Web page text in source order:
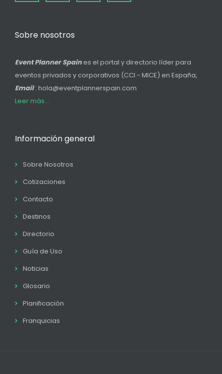
Sobre nosotros
Event Planner Spain es el portal y directorio líder para
eventos privados y corporativos (CCI - MICE) en España,
Email: hola@eventplannerspain.com
Leer más...
Información general
Sobre Nosotros
Cotizaciones
Contacto
Destinos
Directorio
Guía de Uso
Noticias
Glosario
Planificación
Franquicias